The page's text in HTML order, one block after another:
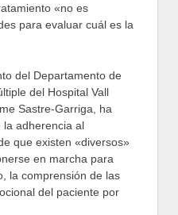
«no es
para evaluar cuál es la
del Departamento de
del Hospital Vall
Sastre-Garriga, ha
la adherencia al
que existen «diversos»
en marcha para
la comprensión de las
del paciente por